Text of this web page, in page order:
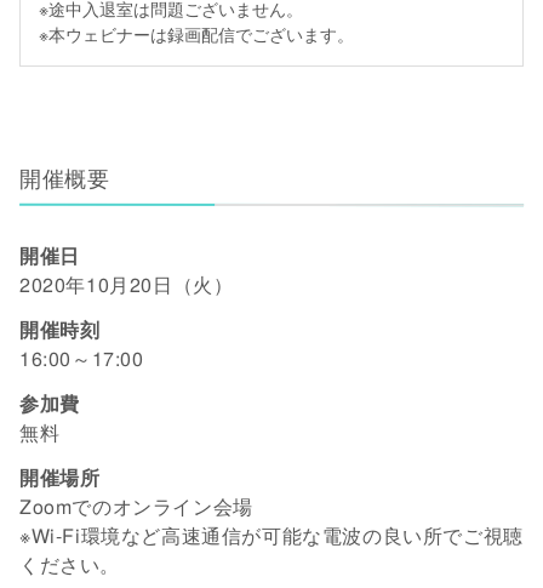
※途中入退室は問題ございません。
※本ウェビナーは録画配信でございます。
開催概要
開催日
2020年10月20日（火）
開催時刻
16:00～17:00
参加費
無料
開催場所
Zoomでのオンライン会場
※Wi-Fi環境など高速通信が可能な電波の良い所でご視聴
ください。